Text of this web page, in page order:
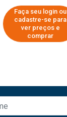
Faça seu login ou
cadastre-se para
ver preços e
comprar